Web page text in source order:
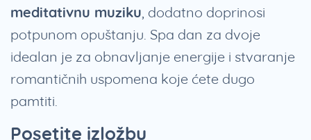
meditativnu muziku, dodatno doprinosi
potpunom opuštanju. Spa dan za dvoje
idealan je za obnavljanje energije i stvaranje
romantičnih uspomena koje ćete dugo
pamtiti.
Posetite izložbu